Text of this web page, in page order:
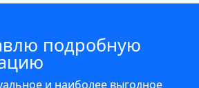
подробную
и наиболее выгодное